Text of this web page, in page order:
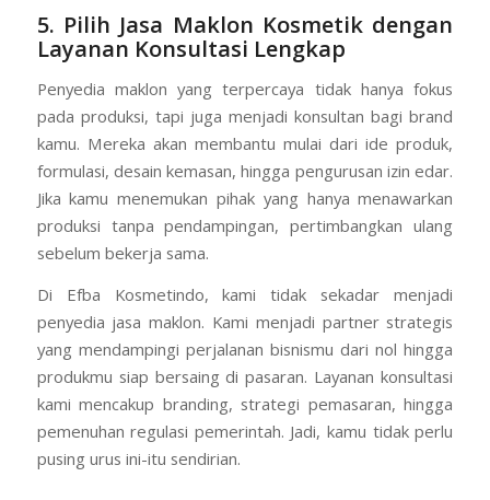
5. Pilih Jasa Maklon Kosmetik dengan
Layanan Konsultasi Lengkap
Penyedia maklon yang terpercaya tidak hanya fokus
pada produksi, tapi juga menjadi konsultan bagi brand
kamu. Mereka akan membantu mulai dari ide produk,
formulasi, desain kemasan, hingga pengurusan izin edar.
Jika kamu menemukan pihak yang hanya menawarkan
produksi tanpa pendampingan, pertimbangkan ulang
sebelum bekerja sama.
Di Efba Kosmetindo, kami tidak sekadar menjadi
penyedia jasa maklon. Kami menjadi partner strategis
yang mendampingi perjalanan bisnismu dari nol hingga
produkmu siap bersaing di pasaran. Layanan konsultasi
kami mencakup branding, strategi pemasaran, hingga
pemenuhan regulasi pemerintah. Jadi, kamu tidak perlu
pusing urus ini-itu sendirian.